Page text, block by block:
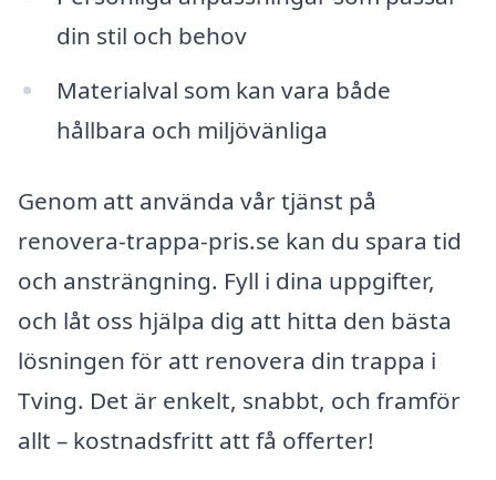
din stil och behov
Materialval som kan vara både
hållbara och miljövänliga
Genom att använda vår tjänst på
renovera-trappa-pris.se kan du spara tid
och ansträngning. Fyll i dina uppgifter,
och låt oss hjälpa dig att hitta den bästa
lösningen för att renovera din trappa i
Tving. Det är enkelt, snabbt, och framför
allt – kostnadsfritt att få offerter!